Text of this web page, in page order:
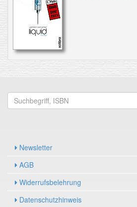
Newsletter
AGB
Widerrufsbelehrung
Datenschutzhinweis